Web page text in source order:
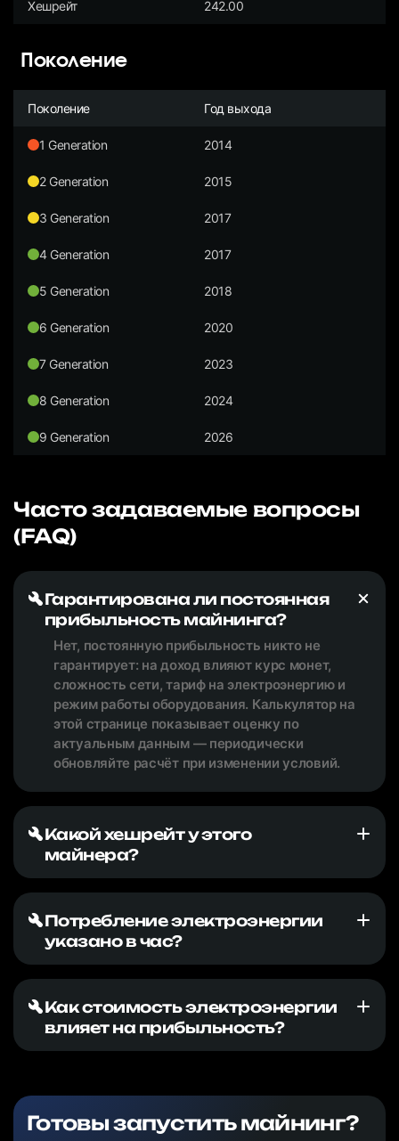
Хешрейт 242.00
Поколение
Поколение Год выхода
1 Generation 2014
2 Generation 2015
3 Generation 2017
4 Generation 2017
5 Generation 2018
6 Generation 2020
7 Generation 2023
8 Generation 2024
9 Generation 2026
Часто задаваемые вопросы
(FAQ)
Гарантирована ли постоянная
прибыльность майнинга?
Нет, постоянную прибыльность никто не
гарантирует: на доход влияют курс монет,
сложность сети, тариф на электроэнергию и
режим работы оборудования. Калькулятор на
этой странице показывает оценку по
актуальным данным — периодически
обновляйте расчёт при изменении условий.
Какой хешрейт у этого
майнера?
Потребление электроэнергии
указано в час?
Как стоимость электроэнергии
влияет на прибыльность?
Готовы запустить майнинг?